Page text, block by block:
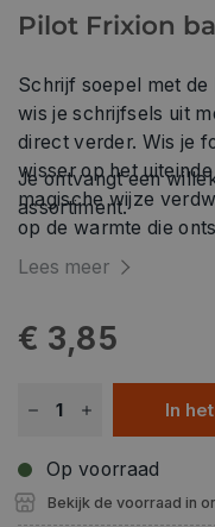
Pilot Frixion
Schrijf soepel met
wis je schrijfsels uit met de FriXion-wisser en schrijf
direct verder. Wis je fouten
wisser op het
magische wijze verdwijnt! De unieke gel-inkt reageert
op de warmte die ontstaat bij het
onmiddellijk met
Je ontvangt een
assortiment.
Lees meer
€ 3,85
In
Op voorraad
Bekijk de voorraad in